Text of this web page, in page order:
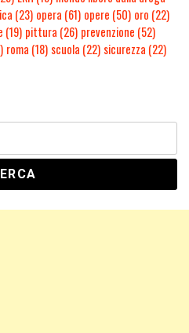
(23) opera (61) opere (50) oro (22)
(19) pittura (26) prevenzione (52)
roma (18) scuola (22) sicurezza (22)